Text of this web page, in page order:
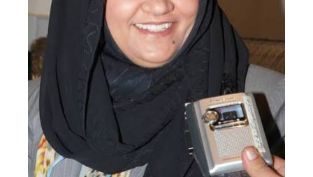
نقل عفش المنطقه العاشره 50636444 فك وتركيب ...
الإثنين 02 سبتمبر 2024 05:02 م